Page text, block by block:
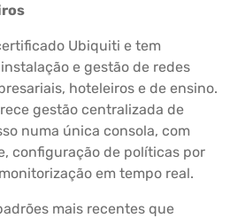
Ubiquiti e tem
e gestão de redes
hoteleiros e de ensino.
gestão centralizada de
numa única consola, com
configuração de políticas por
em tempo real.
mais recentes que